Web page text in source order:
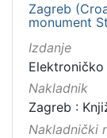
Zagreb
monument
Izdanje
Nakladnik
Zagreb :
Nakladnički